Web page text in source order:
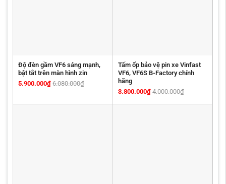
Độ đèn gầm VF6 sáng mạnh,
bật tắt trên màn hình zin
5.900.000₫ 6.080.000₫
Tấm ốp bảo vệ pin xe Vinfast
VF6, VF6S B-Factory chính
hãng
3.800.000₫ 4.000.000₫